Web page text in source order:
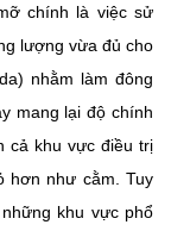
chính là việc sử
lượng vừa đủ cho
nhằm làm đông
mang lại độ chính
cả khu vực điều trị
hơn như cằm. Tuy
khu vực phổ